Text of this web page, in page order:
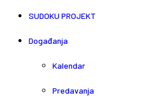
SUDOKU PROJEKT
Događanja
Kalendar
Predavanja